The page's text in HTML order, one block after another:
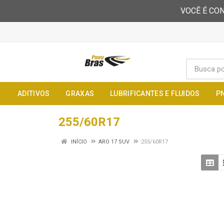
VOCÊ É
ADITIVOS GRAXAS LUBRIFICANTES E FLUIDOS
255/60R17
INÍCIO ARO 17 SUV 255/60R17